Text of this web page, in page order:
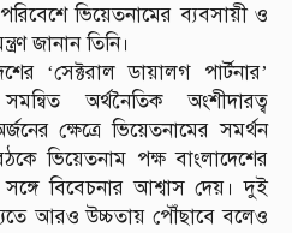
ভিয়েতনামের ব্যবসায়ী ও
জানান তিনি।
‘সেক্টরাল ডায়ালগ পার্টনার’
অর্থনৈতিক অংশীদারত্ব
ক্ষেত্রে ভিয়েতনামের সমর্থন
বৈঠকে ভিয়েতনাম পক্ষ বাংলাদেশের
বিবেচনার আশ্বাস দেয়। দুই
আরও উচ্চতায় পৌঁছাবে বলেও